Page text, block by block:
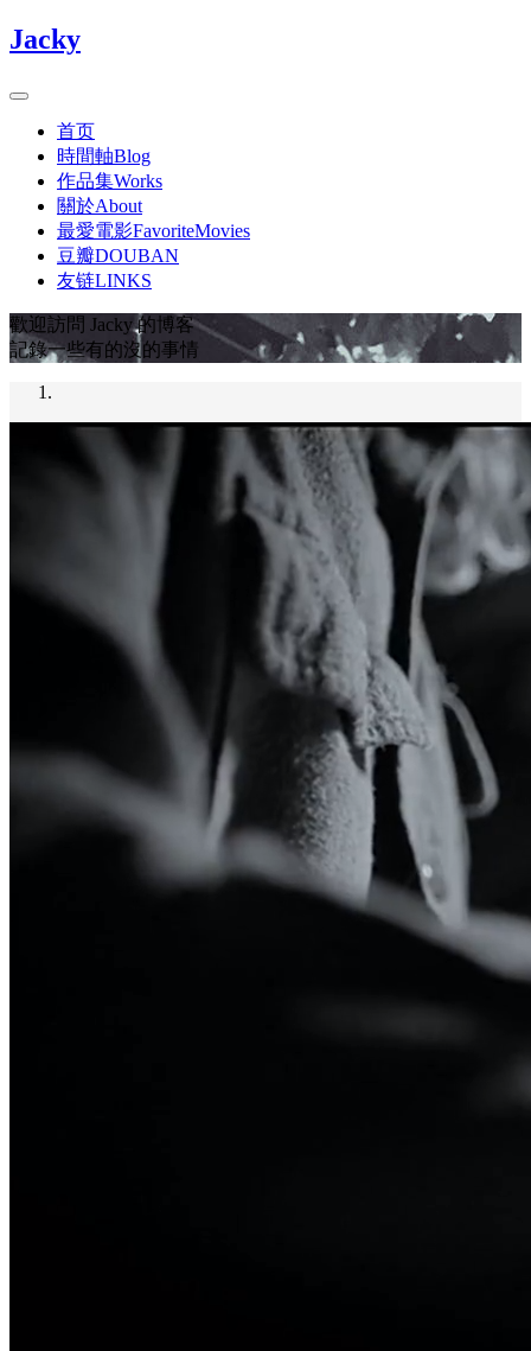
Jacky
首页
時間軸Blog
作品集Works
關於About
最愛電影FavoriteMovies
豆瓣DOUBAN
友链LINKS
歡迎訪問 Jacky 的博客
記錄一些有的沒的事情